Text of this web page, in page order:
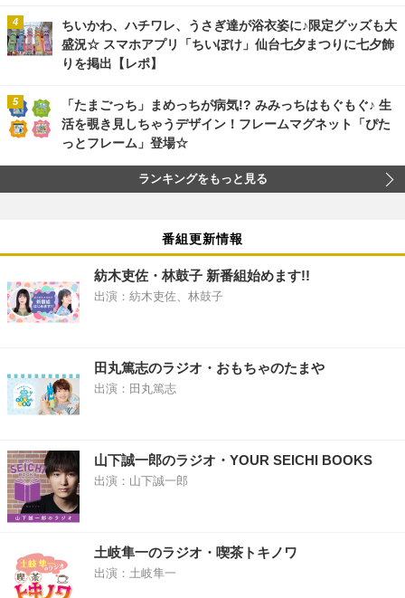
ちいかわ、ハチワレ、うさぎ達が浴衣姿に♪限定グッズも大
盛況☆ スマホアプリ「ちいぽけ」仙台七夕まつりに七夕飾
りを掲出【レポ】
「たまごっち」まめっちが病気!? みみっちはもぐもぐ♪ 生
活を覗き見しちゃうデザイン！フレームマグネット「ぴた
っとフレーム」登場☆
ランキングをもっと見る
番組更新情報
紡木吏佐・林鼓子 新番組始めます!!
出演：紡木吏佐、林鼓子
田丸篤志のラジオ・おもちゃのたまや
出演：田丸篤志
山下誠一郎のラジオ・YOUR SEICHI BOOKS
出演：山下誠一郎
土岐隼一のラジオ・喫茶トキノワ
出演：土岐隼一